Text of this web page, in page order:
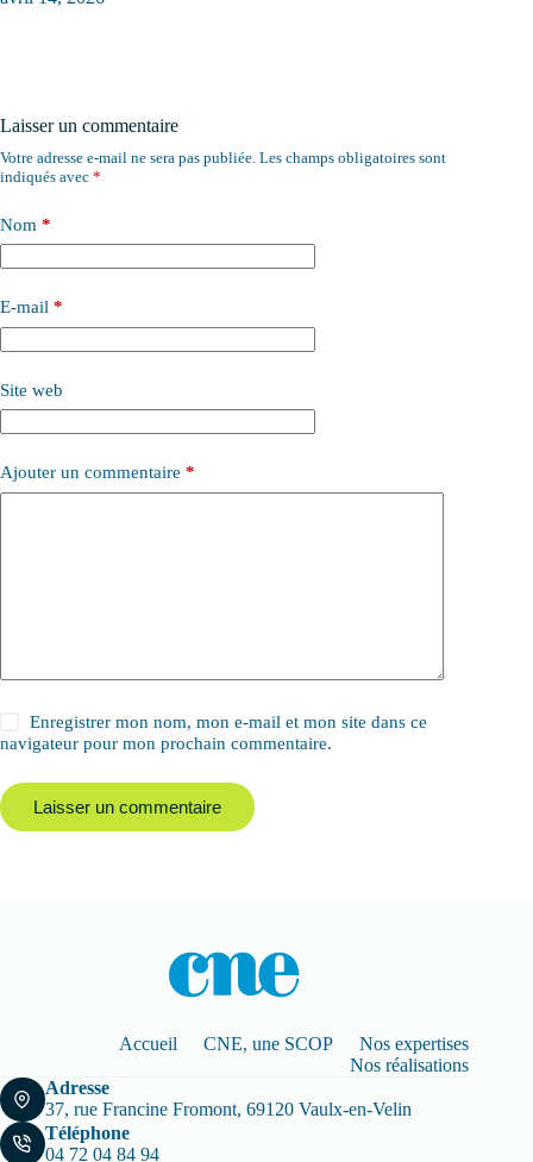
Laisser un commentaire
Votre adresse e-mail ne sera pas publiée. Les champs obligatoires sont
indiqués avec *
Nom *
E-mail *
Site web
Ajouter un commentaire *
Enregistrer mon nom, mon e-mail et mon site dans ce
navigateur pour mon prochain commentaire.
Laisser un commentaire
Accueil CNE, une SCOP
Nos expertises
Nos réalisations
Adresse
37, rue Francine Fromont, 69120 Vaulx-en-Velin
Téléphone
04 72 04 84 94